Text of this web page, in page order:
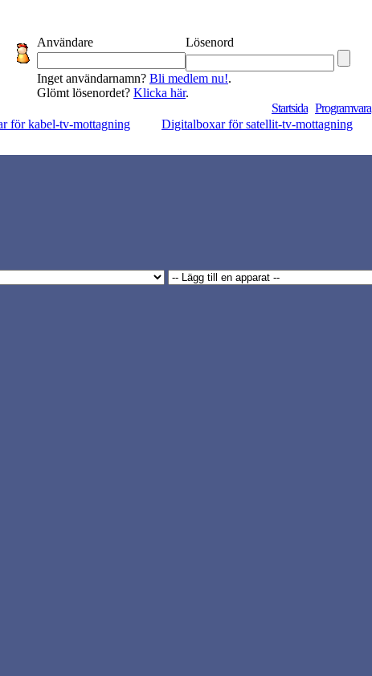
Användare
Lösenord
Inget användarnamn? Bli medlem nu!.
Glömt lösenordet? Klicka här.
Startsida Programvara
för kabel-tv-mottagning Digitalboxar för satellit-tv-mottagning